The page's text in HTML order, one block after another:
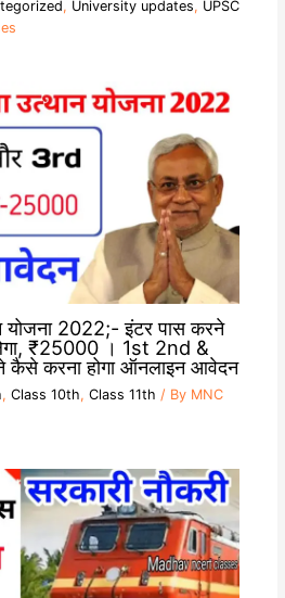
, University updates, UPSC
योजना 2022;- इंटर पास करने
₹25000 । 1st 2nd &
कैसे करना होगा ऑनलाइन आवेदन
, Class 10th, Class 11th / By MNC